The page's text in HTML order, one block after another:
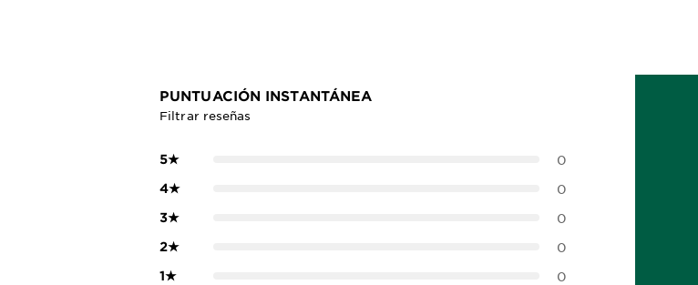
PUNTUACIÓN INSTANTÁNEA
Filtrar reseñas
5★ 0
4★ 0
3★ 0
2★ 0
1★ 0